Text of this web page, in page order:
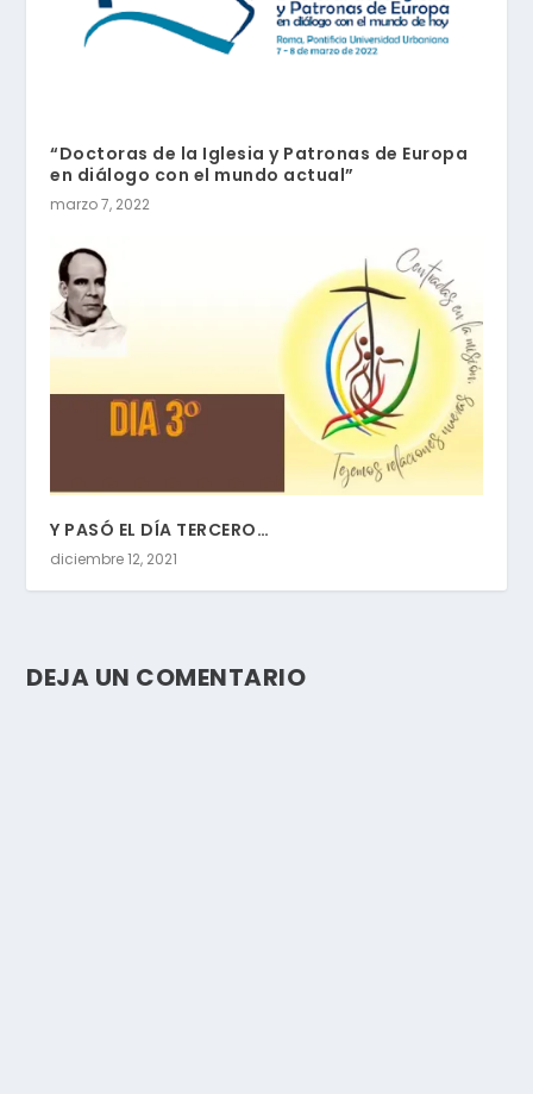
“Doctoras de la Iglesia y Patronas de Europa
en diálogo con el mundo actual”
marzo 7, 2022
Y PASÓ EL DÍA TERCERO…
diciembre 12, 2021
DEJA UN COMENTARIO